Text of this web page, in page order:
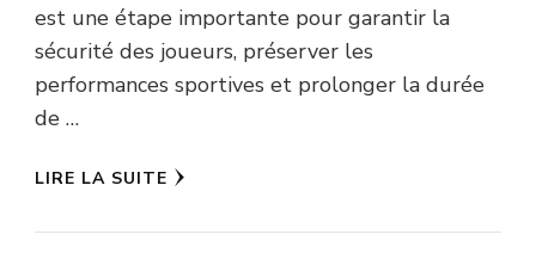
est une étape importante pour garantir la
sécurité des joueurs, préserver les
performances sportives et prolonger la durée
de …
LIRE LA SUITE